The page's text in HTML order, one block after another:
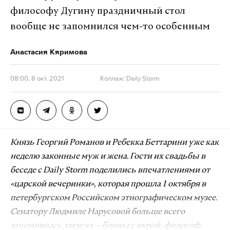
философу Дугину праздничный стол
вообще не запомнился чем-то особенным
Анастасия Кяримова
08:00, 8 окт. 2021 Коллаж: Daily Storm
Князь Георгий Романов и Ребекка Беттарини уже как
неделю законные муж и жена. Гости их свадьбы в
беседе с Daily Storm поделились впечатлениями от
«царской вечеринки», которая прошла 1 октября в
петербургском Российском этнографическом музее.
Сенатору Людмиле Нарусовой больше всего
запомнилась закуска — блины с икрой, философ